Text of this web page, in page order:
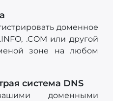
доменное
.COM или другой
зоне на любом
система DNS
доменными